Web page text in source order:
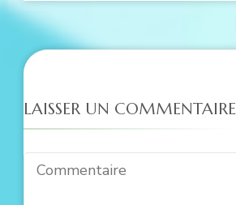
LAISSER UN COMMENTAIRE